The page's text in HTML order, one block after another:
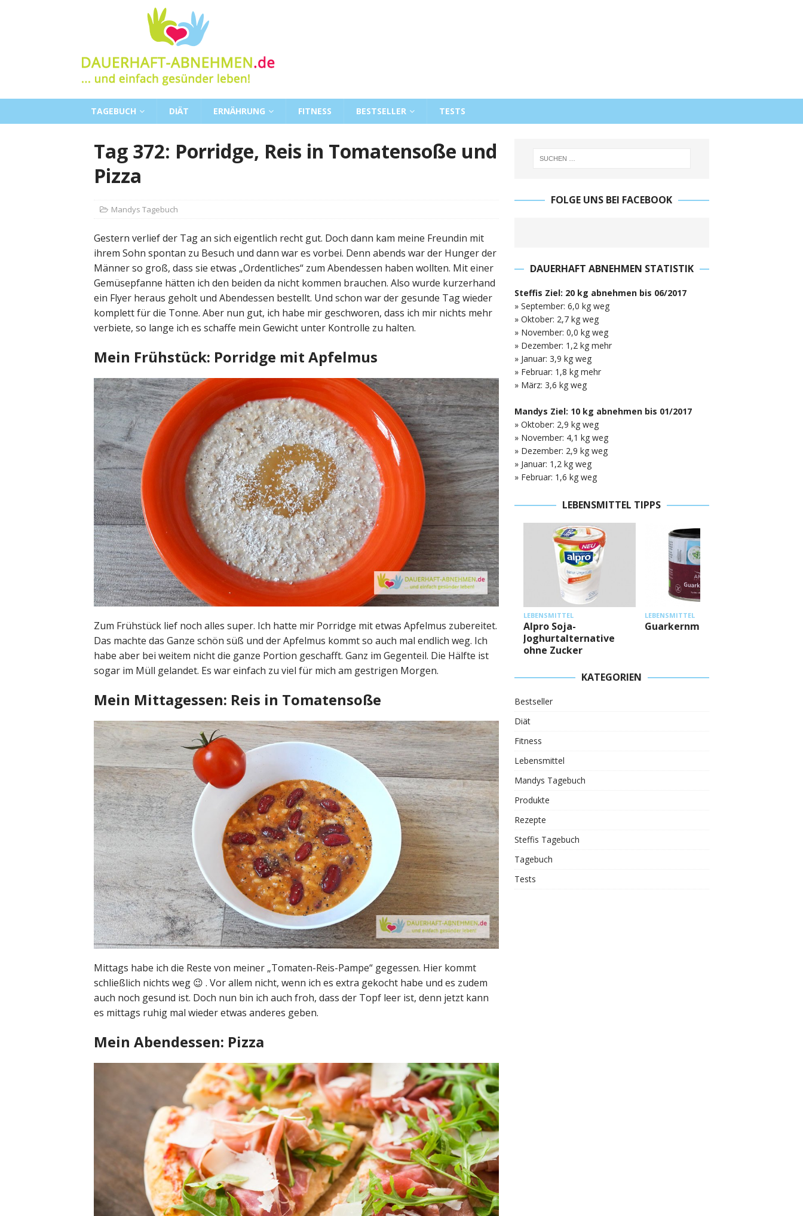
TAGEBUCH DIÄT ERNÄHRUNG FITNESS BESTSELLER TESTS
Tag 372: Porridge, Reis in Tomatensoße und
Pizza
Mandys Tagebuch
Gestern verlief der Tag an sich eigentlich recht gut. Doch dann kam meine Freundin mit
ihrem Sohn spontan zu Besuch und dann war es vorbei. Denn abends war der Hunger der
Männer so groß, dass sie etwas „Ordentliches“ zum Abendessen haben wollten. Mit einer
Gemüsepfanne hätten ich den beiden da nicht kommen brauchen. Also wurde kurzerhand
ein Flyer heraus geholt und Abendessen bestellt. Und schon war der gesunde Tag wieder
komplett für die Tonne. Aber nun gut, ich habe mir geschworen, dass ich mir nichts mehr
verbiete, so lange ich es schaffe mein Gewicht unter Kontrolle zu halten.
Mein Frühstück: Porridge mit Apfelmus
Zum Frühstück lief noch alles super. Ich hatte mir Porridge mit etwas Apfelmus zubereitet.
Das machte das Ganze schön süß und der Apfelmus kommt so auch mal endlich weg. Ich
habe aber bei weitem nicht die ganze Portion geschafft. Ganz im Gegenteil. Die Hälfte ist
sogar im Müll gelandet. Es war einfach zu viel für mich am gestrigen Morgen.
Mein Mittagessen: Reis in Tomatensoße
Mittags habe ich die Reste von meiner „Tomaten-Reis-Pampe“ gegessen. Hier kommt
schließlich nichts weg 😉 . Vor allem nicht, wenn ich es extra gekocht habe und es zudem
auch noch gesund ist. Doch nun bin ich auch froh, dass der Topf leer ist, denn jetzt kann
es mittags ruhig mal wieder etwas anderes geben.
Mein Abendessen: Pizza
FOLGE UNS BEI FACEBOOK
DAUERHAFT ABNEHMEN STATISTIK
Steffis Ziel: 20 kg abnehmen bis 06/2017
» September: 6,0 kg weg
» Oktober: 2,7 kg weg
» November: 0,0 kg weg
» Dezember: 1,2 kg mehr
» Januar: 3,9 kg weg
» Februar: 1,8 kg mehr
» März: 3,6 kg weg
Mandys Ziel: 10 kg abnehmen bis 01/2017
» Oktober: 2,9 kg weg
» November: 4,1 kg weg
» Dezember: 2,9 kg weg
» Januar: 1,2 kg weg
» Februar: 1,6 kg weg
LEBENSMITTEL TIPPS
LEBENSMITTEL
Alpro Soja-
Joghurtalternative
ohne Zucker
LEBENSMITTEL
Guarkernmehl
KATEGORIEN
Bestseller
Diät
Fitness
Lebensmittel
Mandys Tagebuch
Produkte
Rezepte
Steffis Tagebuch
Tagebuch
Tests